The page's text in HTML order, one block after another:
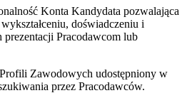
Konta Kandydata pozwalająca
doświadczeniu i
Pracodawcom lub
Zawodowych udostępniony w
przez Pracodawców.